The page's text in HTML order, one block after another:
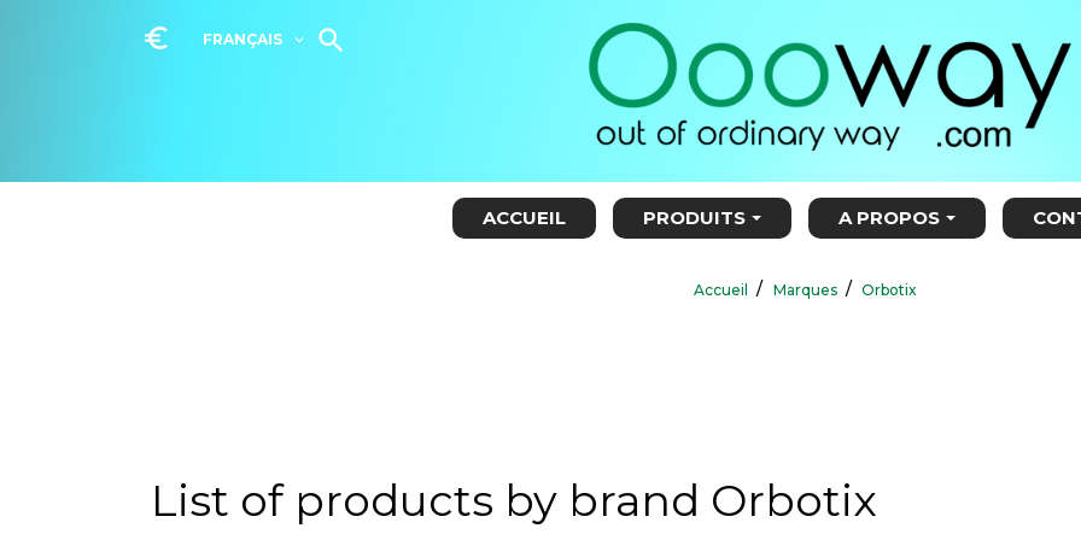
euro_symbol FRANÇAIS  
ACCUEIL PRODUITS A PROPOS
Accueil Marques Orbotix
List of products by brand Orbotix